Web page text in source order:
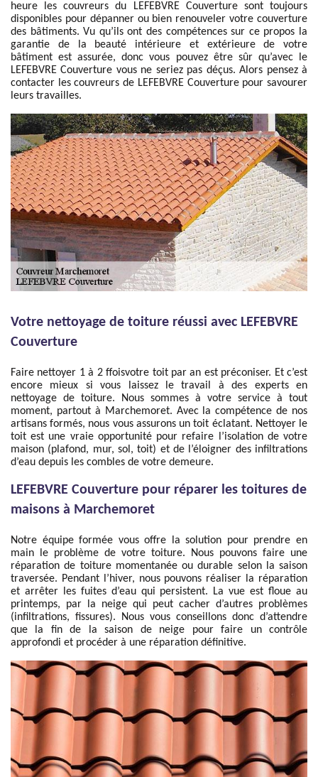
heure les couvreurs du LEFEBVRE Couverture sont toujours
disponibles pour dépanner ou bien renouveler votre couverture
des bâtiments. Vu qu’ils ont des compétences sur ce propos la
garantie de la beauté intérieure et extérieure de votre
bâtiment est assurée, donc vous pouvez être sûr qu’avec le
LEFEBVRE Couverture vous ne seriez pas déçus. Alors pensez à
contacter les couvreurs de LEFEBVRE Couverture pour savourer
leurs travailles.
Votre nettoyage de toiture réussi avec LEFEBVRE
Couverture
Faire nettoyer 1 à 2 ffoisvotre toit par an est préconiser. Et c’est
encore mieux si vous laissez le travail à des experts en
nettoyage de toiture. Nous sommes à votre service à tout
moment, partout à Marchemoret. Avec la compétence de nos
artisans formés, nous vous assurons un toit éclatant. Nettoyer le
toit est une vraie opportunité pour refaire l’isolation de votre
maison (plafond, mur, sol, toit) et de l’éloigner des infiltrations
d’eau depuis les combles de votre demeure.
LEFEBVRE Couverture pour réparer les toitures de
maisons à Marchemoret
Notre équipe formée vous offre la solution pour prendre en
main le problème de votre toiture. Nous pouvons faire une
réparation de toiture momentanée ou durable selon la saison
traversée. Pendant l’hiver, nous pouvons réaliser la réparation
et arrêter les fuites d’eau qui persistent. La vue est floue au
printemps, par la neige qui peut cacher d’autres problèmes
(infiltrations, fissures). Nous vous conseillons donc d’attendre
que la fin de la saison de neige pour faire un contrôle
approfondi et procéder à une réparation définitive.